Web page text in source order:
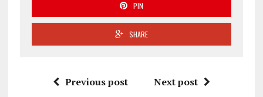
PIN
SHARE
Previous post Next post